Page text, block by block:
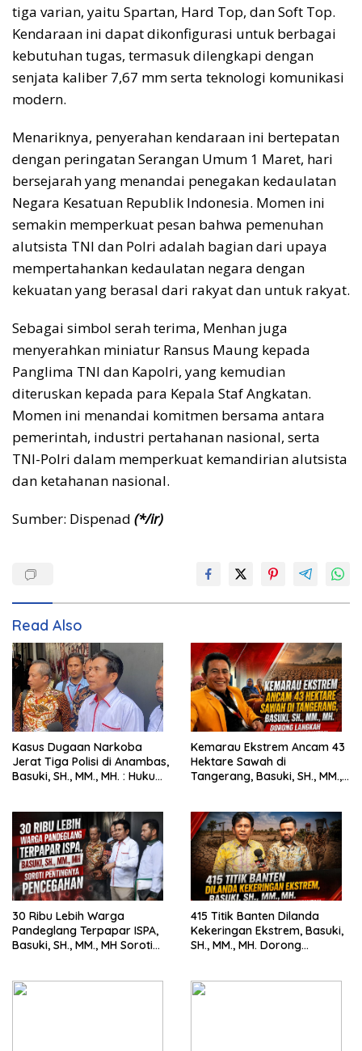
tiga varian, yaitu Spartan, Hard Top, dan Soft Top.
Kendaraan ini dapat dikonfigurasi untuk berbagai
kebutuhan tugas, termasuk dilengkapi dengan
senjata kaliber 7,67 mm serta teknologi komunikasi
modern.
Menariknya, penyerahan kendaraan ini bertepatan
dengan peringatan Serangan Umum 1 Maret, hari
bersejarah yang menandai penegakan kedaulatan
Negara Kesatuan Republik Indonesia. Momen ini
semakin memperkuat pesan bahwa pemenuhan
alutsista TNI dan Polri adalah bagian dari upaya
mempertahankan kedaulatan negara dengan
kekuatan yang berasal dari rakyat dan untuk rakyat.
Sebagai simbol serah terima, Menhan juga
menyerahkan miniatur Ransus Maung kepada
Panglima TNI dan Kapolri, yang kemudian
diteruskan kepada para Kepala Staf Angkatan.
Momen ini menandai komitmen bersama antara
pemerintah, industri pertahanan nasional, serta
TNI-Polri dalam memperkuat kemandirian alutsista
dan ketahanan nasional.
Sumber: Dispenad (*/ir)
Read Also
Kasus Dugaan Narkoba
Jerat Tiga Polisi di Anambas,
Basuki, SH., MM., MH. : Hukum
Kemarau Ekstrem Ancam 43
Hektare Sawah di
Tangerang, Basuki, SH., MM.,
30 Ribu Lebih Warga
Pandeglang Terpapar ISPA,
Basuki, SH., MM., MH Soroti
415 Titik Banten Dilanda
Kekeringan Ekstrem, Basuki,
SH., MM., MH. Dorong